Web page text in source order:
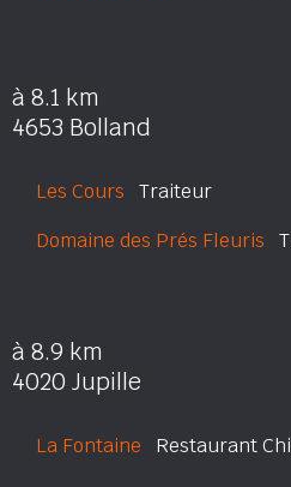
à 8.1 km
4653 Bolland
Les Cours Traiteur
Domaine des Prés Fleuris
à 8.9 km
4020 Jupille
La Fontaine Restaurant